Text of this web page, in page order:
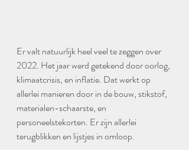
Er valt natuurlijk heel veel te zeggen over
2022. Het jaar werd getekend door oorlog,
klimaatcrisis, en inflatie. Dat werkt op
allerlei manieren door in de bouw, stikstof,
materialen-schaarste, en
personeelstekorten. Er zijn allerlei
terugblikken en lijstjes in omloop.